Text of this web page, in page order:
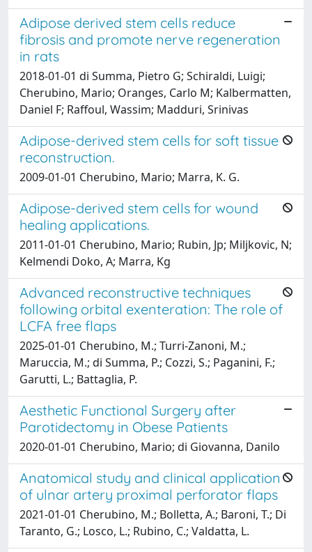
Adipose derived stem cells reduce
fibrosis and promote nerve regeneration
in rats
2018-01-01 di Summa, Pietro G; Schiraldi, Luigi;
Cherubino, Mario; Oranges, Carlo M; Kalbermatten,
Daniel F; Raffoul, Wassim; Madduri, Srinivas
Adipose-derived stem cells for soft tissue
reconstruction.
2009-01-01 Cherubino, Mario; Marra, K. G.
Adipose-derived stem cells for wound
healing applications.
2011-01-01 Cherubino, Mario; Rubin, Jp; Miljkovic, N;
Kelmendi Doko, A; Marra, Kg
Advanced reconstructive techniques
following orbital exenteration: The role of
LCFA free flaps
2025-01-01 Cherubino, M.; Turri-Zanoni, M.;
Maruccia, M.; di Summa, P.; Cozzi, S.; Paganini, F.;
Garutti, L.; Battaglia, P.
Aesthetic Functional Surgery after
Parotidectomy in Obese Patients
2020-01-01 Cherubino, Mario; di Giovanna, Danilo
Anatomical study and clinical application
of ulnar artery proximal perforator flaps
2021-01-01 Cherubino, M.; Bolletta, A.; Baroni, T.; Di
Taranto, G.; Losco, L.; Rubino, C.; Valdatta, L.